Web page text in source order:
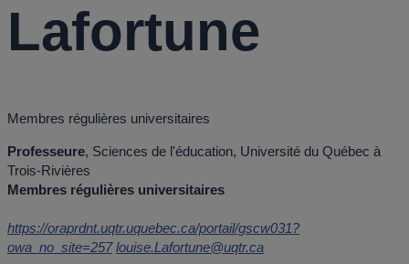
Lafortune
Membres régulières universitaires
Professeure, Sciences de l'éducation, Université du Québec à
Trois-Rivières
Membres régulières universitaires
https://oraprdnt.uqtr.uquebec.ca/portail/gscw031?
owa_no_site=257 louise.Lafortune@uqtr.ca